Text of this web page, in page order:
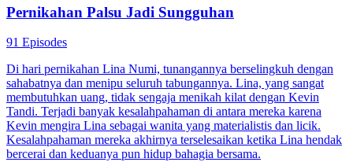
Pernikahan Palsu Jadi Sungguhan
91 Episodes
Di hari pernikahan Lina Numi, tunangannya berselingkuh dengan
sahabatnya dan menipu seluruh tabungannya. Lina, yang sangat
membutuhkan uang, tidak sengaja menikah kilat dengan Kevin
Tandi. Terjadi banyak kesalahpahaman di antara mereka karena
Kevin mengira Lina sebagai wanita yang materialistis dan licik.
Kesalahpahaman mereka akhirnya terselesaikan ketika Lina hendak
bercerai dan keduanya pun hidup bahagia bersama.